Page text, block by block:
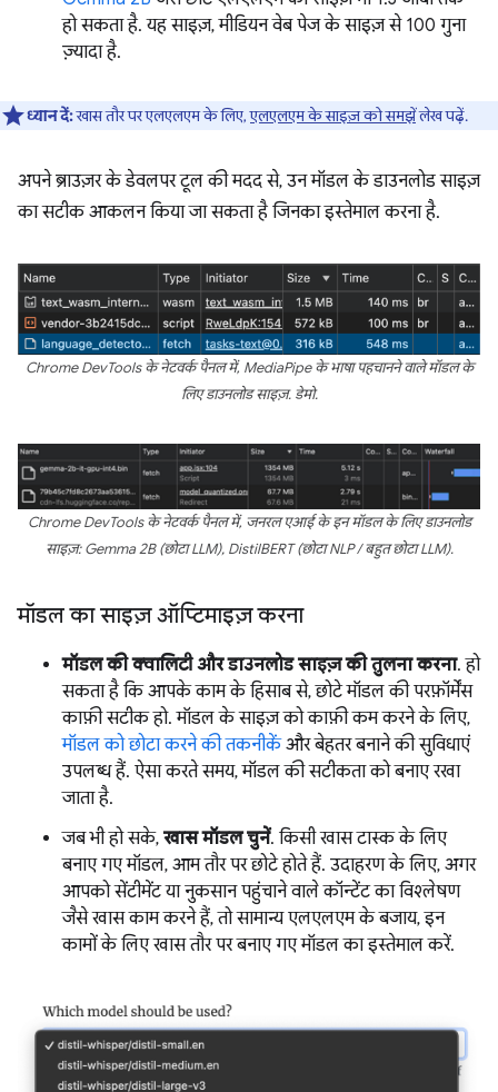
हो सकता है. यह साइज़, मीडियन वेब पेज के साइज़ से 100 गुना
ज़्यादा है.
ध्यान दें:खास तौर पर एलएलएम के लिए,एलएलएम के साइज़ को समझेंलेख पढ़ें.
अपने ब्राउज़र के डेवलपर टूल की मदद से, उन मॉडल के डाउनलोड साइज़
का सटीक आकलन किया जा सकता है जिनका इस्तेमाल करना है.
Chrome DevTools के नेटवर्क पैनल में, MediaPipe के भाषा पहचानने वाले मॉडल के
लिए डाउनलोड साइज़. डेमो.
Chrome DevTools के नेटवर्क पैनल में, जनरल एआई के इन मॉडल के लिए डाउनलोड
साइज़: Gemma 2B (छोटा LLM), DistilBERT (छोटा NLP / बहुत छोटा LLM).
मॉडल का साइज़ ऑप्टिमाइज़ करना
मॉडल की क्वालिटी और डाउनलोड साइज़ की तुलना करना. हो
सकता है कि आपके काम के हिसाब से, छोटे मॉडल की परफ़ॉर्मेंस
काफ़ी सटीक हो. मॉडल के साइज़ को काफ़ी कम करने के लिए,
मॉडल को छोटा करने की तकनीकेंऔर बेहतर बनाने की सुविधाएं
उपलब्ध हैं. ऐसा करते समय, मॉडल की सटीकता को बनाए रखा
जाता है.
जब भी हो सके, खास मॉडल चुनें. किसी खास टास्क के लिए
बनाए गए मॉडल, आम तौर पर छोटे होते हैं. उदाहरण के लिए, अगर
आपको सेंटीमेंट या नुकसान पहुंचाने वाले कॉन्टेंट का विश्लेषण
जैसे खास काम करने हैं, तो सामान्य एलएलएम के बजाय, इन
कामों के लिए खास तौर पर बनाए गए मॉडल का इस्तेमाल करें.